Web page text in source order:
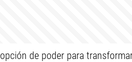
de poder para